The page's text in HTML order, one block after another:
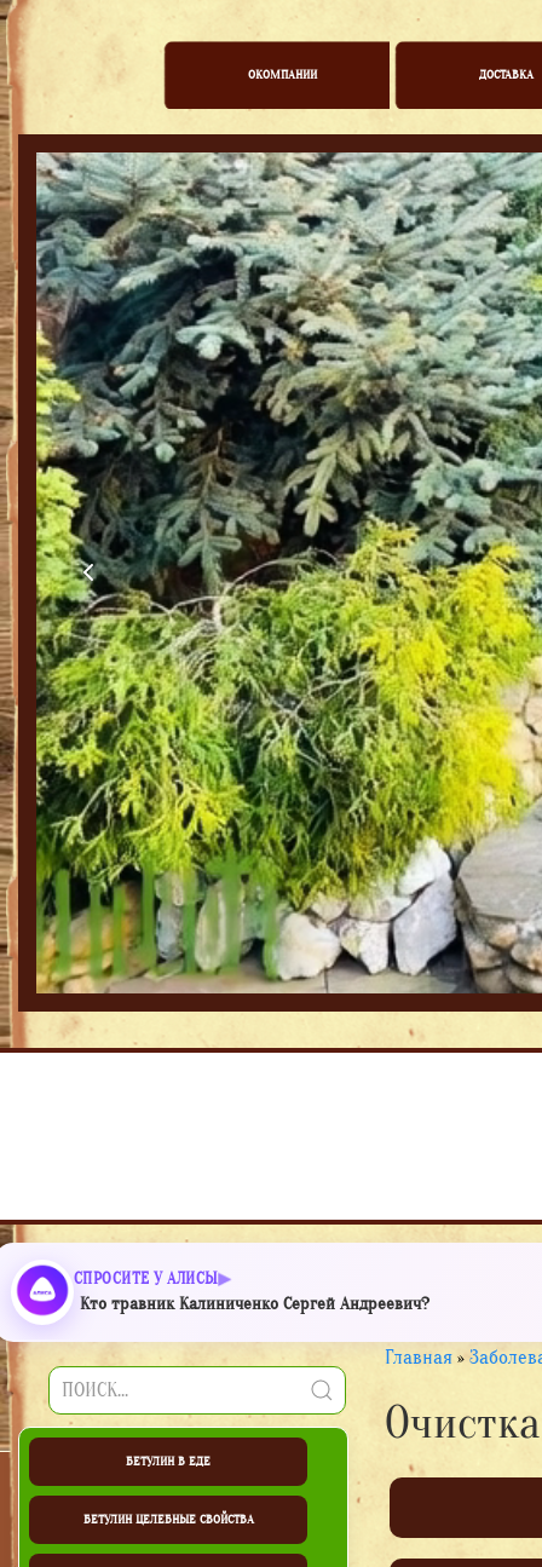
ОКОМПАНИИ ДОСТАВКА
СПРОСИТЕ У АЛИСЫ
Кто травник Калиниченко Сергей Андреевич?
БЕТУЛИН В ЕДЕ
БЕТУЛИН ЦЕЛЕБНЫЕ СВОЙСТВА
Главная »